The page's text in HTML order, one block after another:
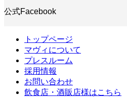
公式Facebook
トップページ
マヴィについて
プレスルーム
採用情報
お問い合わせ
飲食店・酒販店様はこちら